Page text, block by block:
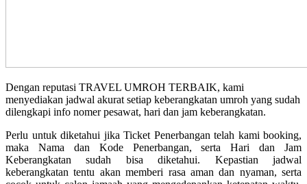
Dengan reputasi TRAVEL UMROH TERBAIK, kami
menyediakan jadwal akurat setiap keberangkatan umroh yang sudah
dilengkapi info nomer pesawat, hari dan jam keberangkatan.
Perlu untuk diketahui jika Ticket Penerbangan telah kami booking,
maka Nama dan Kode Penerbangan, serta Hari dan Jam
Keberangkatan sudah bisa diketahui. Kepastian jadwal
keberangkatan tentu akan memberi rasa aman dan nyaman, serta